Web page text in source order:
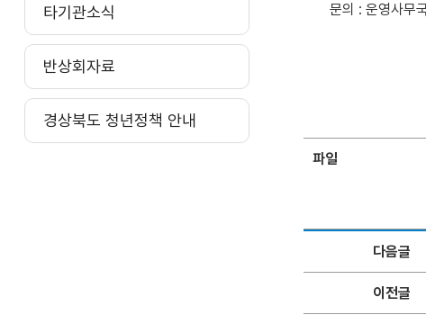
타기관소식
반상회자료
경상북도 청년정책 안내
문의 : 운영사
파일
다음글
이전글